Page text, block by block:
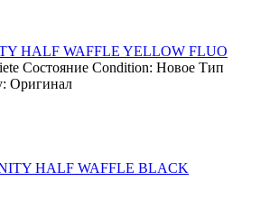
HALF WAFFLE YELLOW FLUO
Состояние Condition: Новое Тип
Оригинал